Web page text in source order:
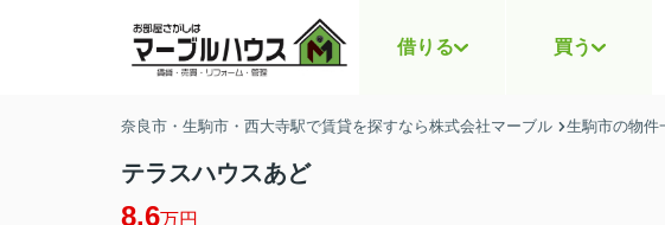
借りる 買う
奈良市・生駒市・西大寺駅で賃貸を探すなら株式会社マーブル 生駒市の物件
テラスハウスあど
8.6万円